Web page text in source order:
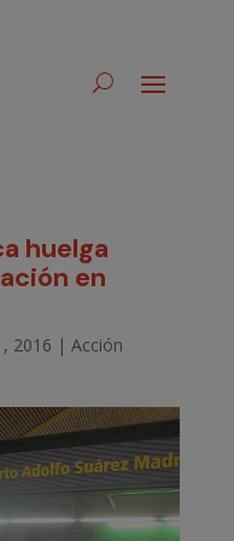
huelga
en
2016 | Acción